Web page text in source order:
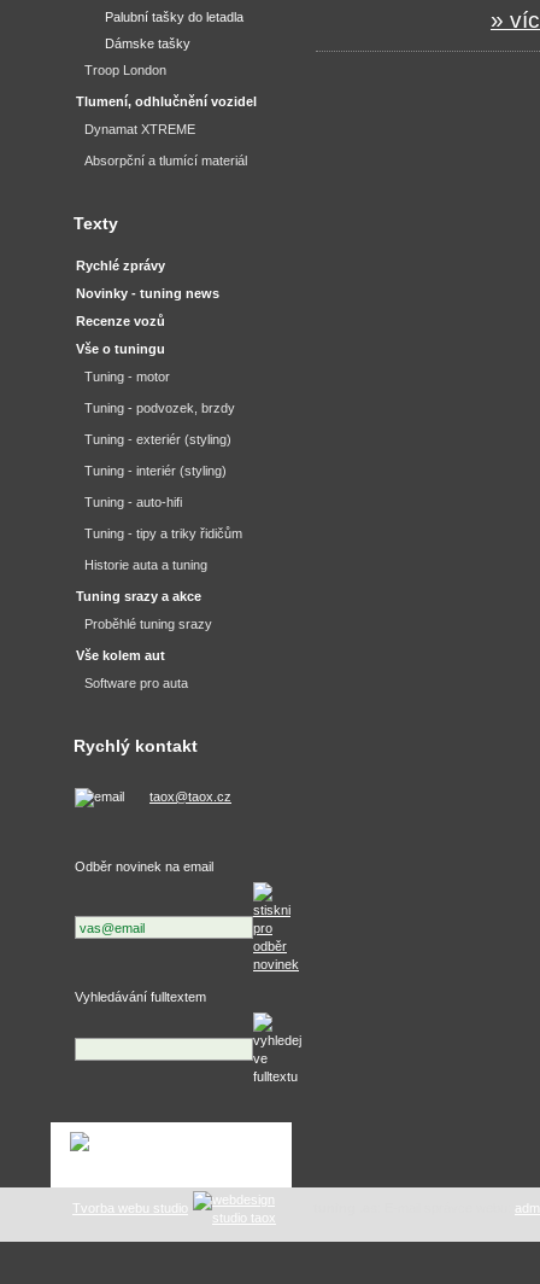
»
Palubní tašky do letadla
Dámske tašky
Troop London
Tlumení, odhlučnění vozidel
Dynamat XTREME
Absorpční a tlumící materiál
Texty
Rychlé zprávy
Novinky - tuning news
Recenze vozů
Vše o tuningu
Tuning - motor
Tuning - podvozek, brzdy
Tuning - exteriér (styling)
Tuning - interiér (styling)
Tuning - auto-hifi
Tuning - tipy a triky řidičům
Historie auta a tuning
Tuning srazy a akce
Proběhlé tuning srazy
Vše kolem aut
Software pro auta
Rychlý kontakt
taox@taox.cz
Odběr novinek na email
Vyhledávání fulltextem
Tvorba webu studio